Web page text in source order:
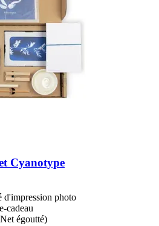
Cyanotype
d'impression photo
cadeau
égoutté)